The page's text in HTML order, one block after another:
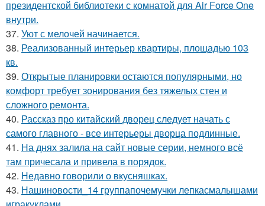
президентской библиотеки с комнатой для Air Force One
внутри.
37. Уют с мелочей начинается.
38. Реализованный интерьер квартиры, площадью 103
кв.
39. Открытые планировки остаются популярными, но
комфорт требует зонирования без тяжелых стен и
сложного ремонта.
40. Рассказ про китайский дворец следует начать с
самого главного - все интерьеры дворца подлинные.
41. На днях залила на сайт новые серии, немного всё
там причесала и привела в порядок.
42. Недавно говорили о вкусняшках.
43. Нашиновости_14 группапочемучки лепкасмалышами